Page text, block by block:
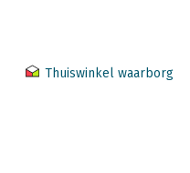
Thuiswinkel waarborg